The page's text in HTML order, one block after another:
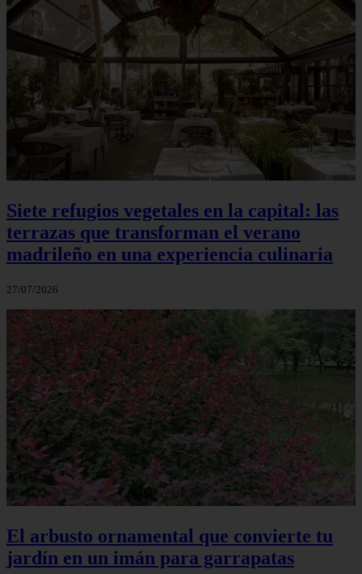
Siete refugios vegetales en la capital: las
terrazas que transforman el verano
madrileño en una experiencia culinaria
27/07/2026
El arbusto ornamental que convierte tu
jardín en un imán para garrapatas